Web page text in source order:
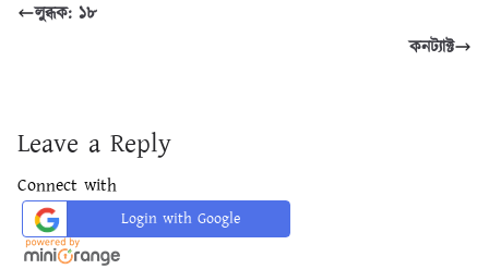
লুব্ধক: ১৮
কনট্যাক্ট
Leave a Reply
Connect with
Login with Google